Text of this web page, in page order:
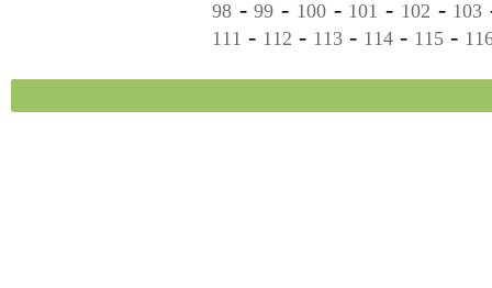
98 -99 - 100- 101 - 102 - 103
111 - 112 - 113 - 114 - 115 -